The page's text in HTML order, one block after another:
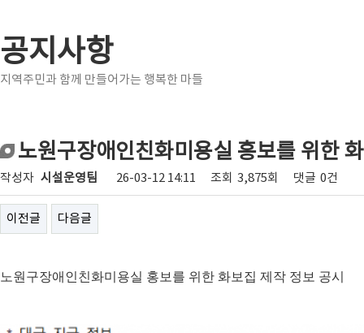
공지사항
지역주민과 함께 만들어가는 행복한 마들
노원구장애인친화미용실 홍보를 위한
작성자 시설운영팀 26-03-12 14:11 조회 3,875회 댓글 0건
이전글 다음글
노원구장애인친화미용실 홍보를 위한 화보집 제작 정보 공시